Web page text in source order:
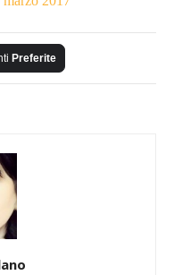
Preferite